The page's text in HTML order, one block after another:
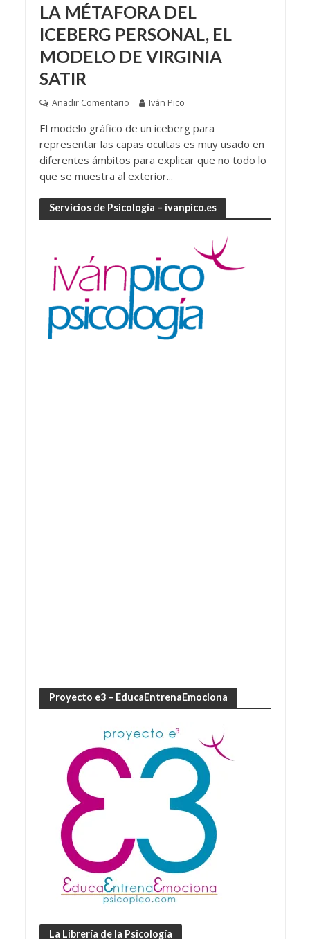
LA MÉTAFORA DEL
ICEBERG PERSONAL, EL
MODELO DE VIRGINIA
SATIR
Añadir Comentario Iván Pico
El modelo gráfico de un iceberg para
representar las capas ocultas es muy usado en
diferentes ámbitos para explicar que no todo lo
que se muestra al exterior...
Servicios de Psicología – ivanpico.es
Proyecto e3 – EducaEntrenaEmociona
La Librería de la Psicología